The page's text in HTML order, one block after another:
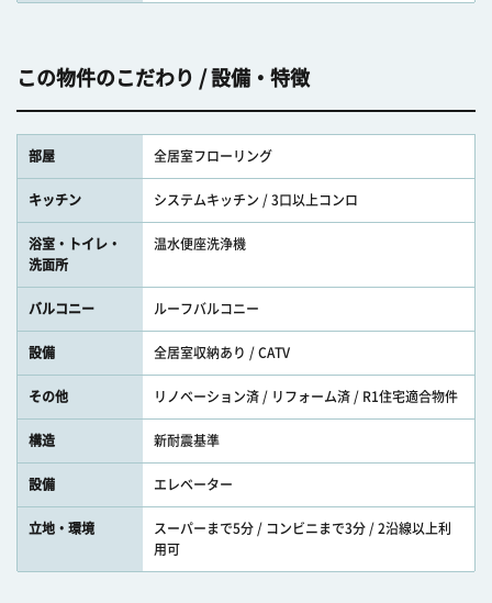
この物件のこだわり / 設備・特徴
部屋 全居室フローリング
キッチン システムキッチン / 3口以上コンロ
浴室・トイレ・
洗面所
温水便座洗浄機
バルコニー ルーフバルコニー
設備 全居室収納あり / CATV
その他 リノベーション済 / リフォーム済 / R1住宅適合物件
構造 新耐震基準
設備 エレベーター
立地・環境
スーパーまで5分 / コンビニまで3分 / 2沿線以上利
用可